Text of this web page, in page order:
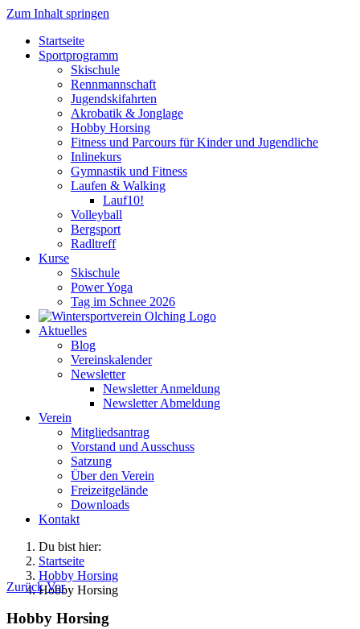
Zum Inhalt springen
Startseite
Sportprogramm
Skischule
Rennmannschaft
Jugendskifahrten
Akrobatik & Jonglage
Hobby Horsing
Fitness und Parcours für Kinder und Jugendliche
Inlinekurs
Gymnastik und Fitness
Laufen & Walking
Lauf10!
Volleyball
Bergsport
Radltreff
Kurse
Skischule
Power Yoga
Tag im Schnee 2026
Aktuelles
Blog
Vereinskalender
Newsletter
Newsletter Anmeldung
Newsletter Abmeldung
Verein
Mitgliedsantrag
Vorstand und Ausschuss
Satzung
Über den Verein
Freizeitgelände
Downloads
Kontakt
Du bist hier:
Startseite
Hobby Horsing
Hobby Horsing
Zurück Vor
Hobby Horsing